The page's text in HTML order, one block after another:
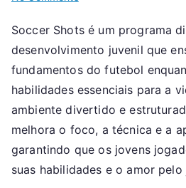
Juvenil
Soccer
Shots:
Foco,
Técnica,
Soccer Shots é um programa
desenvolvimento juvenil que
fundamentos do futebol
habilidades essenciais para a
ambiente divertido e
melhora o foco, a técnica e a
garantindo que os jovens
suas habilidades e o amor